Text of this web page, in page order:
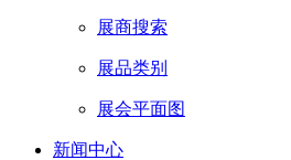
展商搜索
展品类别
展会平面图
新闻中心